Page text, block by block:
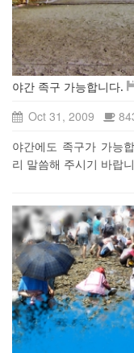
야간 족구 가능합니다.
Oct 31, 2009
야간에도 족구가 가능
리 말씀해 주시기 바랍